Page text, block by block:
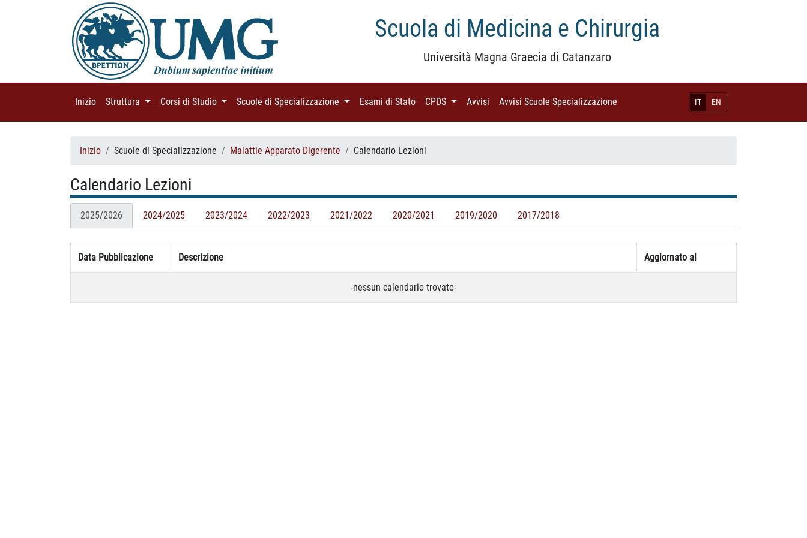
Scuola di Medicina e Chirurgia
Università Magna Graecia di Catanzaro
IT EN
Inizio (current)
Struttura (current)Corsi di Studio (current)Scuole di Specializzazione (current)Esami di Stato (current)
CPDS (current)
Avvisi (current)
Avvisi Scuole Specializzazione
Inizio Scuole di Specializzazione Malattie Apparato Digerente Calendario Lezioni
Calendario Lezioni
2025/2026 2024/2025 2023/2024 2022/2023 2021/2022 2020/2021 2019/2020 2017/2018
Data Pubblicazione Descrizione Aggiornato al
-nessun calendario trovato-